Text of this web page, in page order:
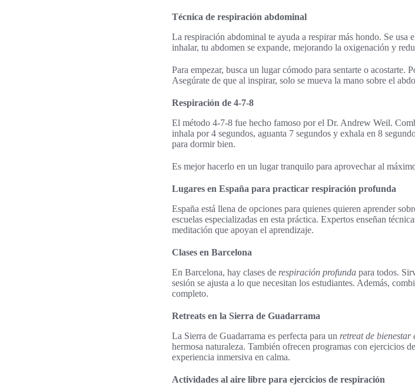
Técnica de respiración abdominal
La respiración abdominal te ayuda a respirar más hondo. Se
inhalar, tu abdomen se expande, mejorando la oxigenación y
Para empezar, busca un lugar cómodo para sentarte o acostarte.
Asegúrate de que al inspirar, solo se mueva la mano sobre el
Respiración de 4-7-8
El método 4-7-8 fue hecho famoso por el Dr. Andrew Weil.
inhala por 4 segundos, aguanta 7 segundos y exhala en 8
para dormir bien.
Es mejor hacerlo en un lugar tranquilo para aprovechar al
Lugares en España para practicar respiración profunda
España está llena de opciones para quienes quieren aprender
escuelas especializadas en esta práctica. Expertos enseñan
meditación que apoyan el aprendizaje.
Clases en Barcelona
En Barcelona, hay clases de respiración profunda para todos.
sesión se ajusta a lo que necesitan los estudiantes. Además,
completo.
Retreats en la Sierra de Guadarrama
La Sierra de Guadarrama es perfecta para un retreat de bienestar
hermosa naturaleza. También ofrecen programas con ejercicios
experiencia inmersiva en calma.
Actividades al aire libre para ejercicios de respiración